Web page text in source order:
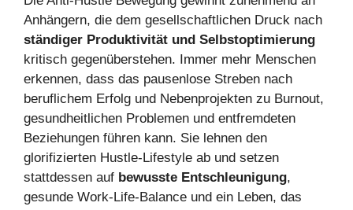
Anhängern, die dem gesellschaftlichen Druck nach
ständiger Produktivität und Selbstoptimierung
kritisch gegenüberstehen. Immer mehr Menschen
erkennen, dass das pausenlose Streben nach
beruflichem Erfolg und Nebenprojekten zu Burnout,
gesundheitlichen Problemen und entfremdeten
Beziehungen führen kann. Sie lehnen den
glorifizierten Hustle-Lifestyle ab und setzen
stattdessen auf bewusste Entschleunigung,
gesunde Work-Life-Balance und ein Leben, das